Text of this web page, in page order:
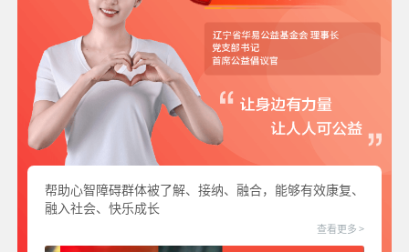
帮助心智障碍群体被了解、接纳、融合，能够有效康复、
融入社会、快乐成长
查看更多 >